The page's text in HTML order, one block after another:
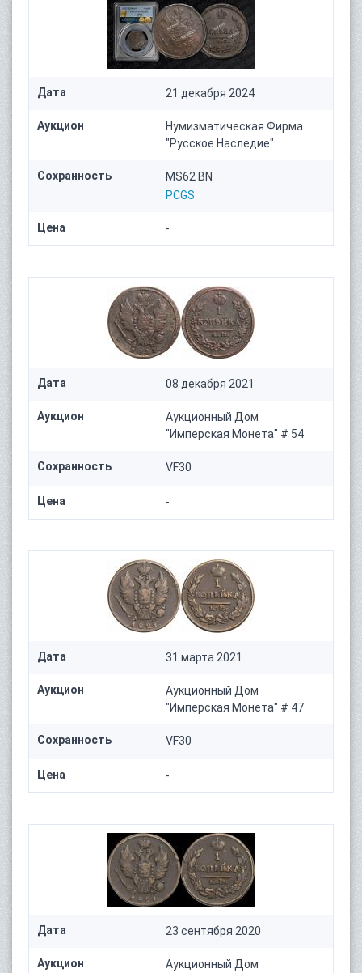
Дата 21 декабря 2024
Аукцион
Нумизматическая Фирма
"Русское Наследие"
Сохранность
MS62 BN
PCGS
Цена -
Дата 08 декабря 2021
Аукцион
Аукционный Дом
"Имперская Монета" # 54
Сохранность VF30
Цена -
Дата 31 марта 2021
Аукцион
Аукционный Дом
"Имперская Монета" # 47
Сохранность VF30
Цена -
Дата 23 сентября 2020
Аукцион
Аукционный Дом